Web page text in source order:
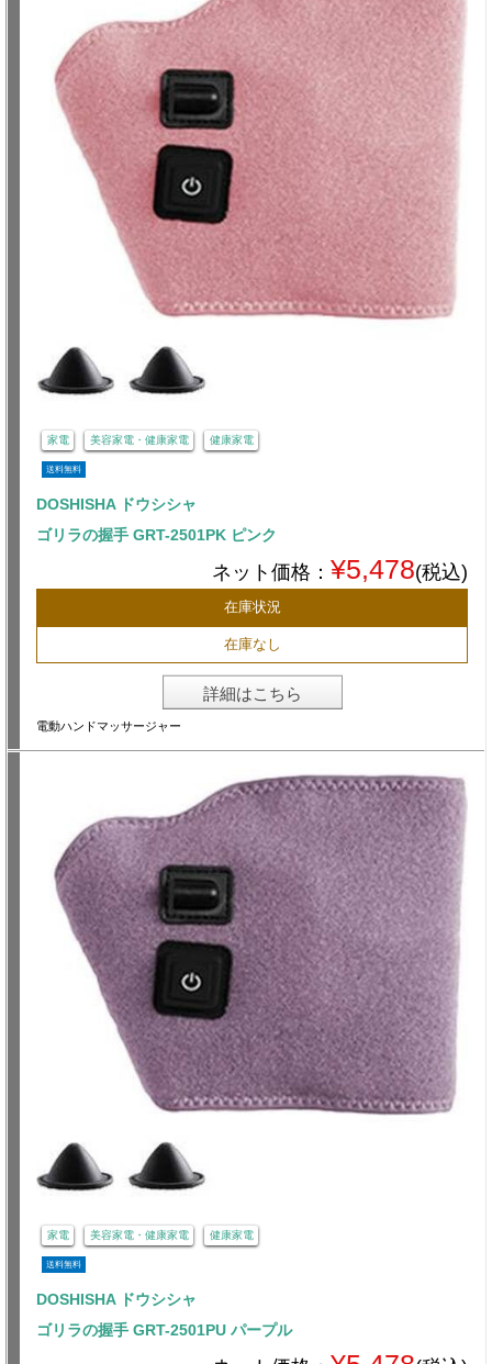
家電 美容家電・健康家電 健康家電
送料無料
DOSHISHA ドウシシャ
ゴリラの握手 GRT-2501PK ピンク
ネット価格： ¥5,478(税込)
在庫状況
在庫なし
詳細はこちら
電動ハンドマッサージャー
家電 美容家電・健康家電 健康家電
送料無料
DOSHISHA ドウシシャ
ゴリラの握手 GRT-2501PU パープル